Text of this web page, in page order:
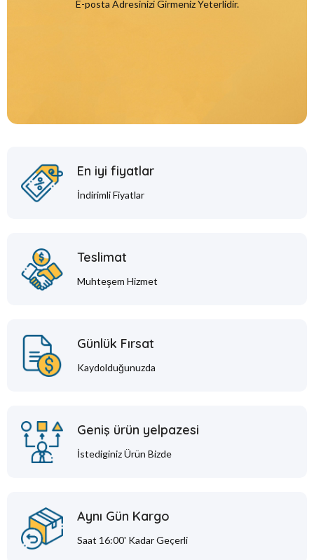
E-posta Adresinizi Girmeniz Yeterlidir.
En iyi fiyatlar
İndirimli Fiyatlar
Teslimat
Muhteşem Hizmet
Günlük Fırsat
Kaydolduğunuzda
Geniş ürün yelpazesi
İstediginiz Ürün Bizde
Aynı Gün Kargo
Saat 16:00' Kadar Geçerli